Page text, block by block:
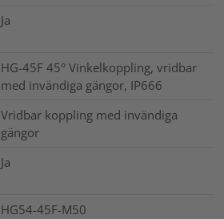
Ja
HG-45F 45° Vinkelkoppling, vridbar
med invändiga gängor, IP666
Vridbar koppling med invändiga
gängor
Ja
HG54-45F-M50